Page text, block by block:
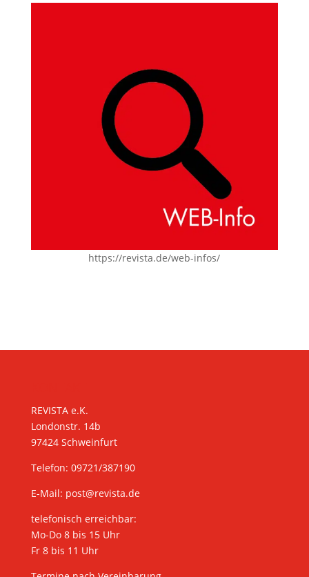
https://revista.de/web-infos/
REVISTA e.K.
Londonstr. 14b
97424 Schweinfurt
Telefon: 09721/387190
E-Mail: post@revista.de
telefonisch erreichbar:
Mo-Do 8 bis 15 Uhr
Fr 8 bis 11 Uhr